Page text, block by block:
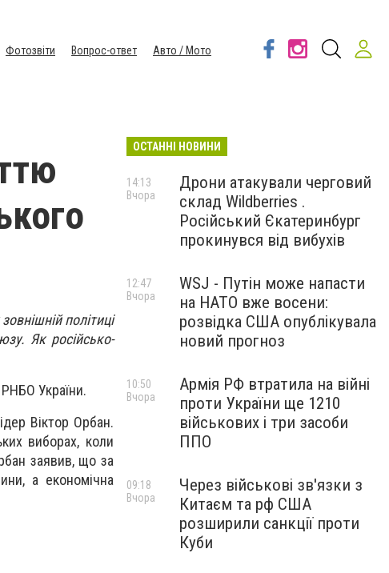
Фотозвіти Вопрос-ответ
Авто / Мото
політиці
Як російсько-
України.
Віктор Орбан.
виборах, коли
заявив, що за
а економічна
ОСТАННІ НОВИНИ
Дрони атакували черговий
склад Wildberries .
Російський Єкатеринбург
прокинувся від вибухів
14:13
Вчора
WSJ - Путін може напасти
на НАТО вже восени:
розвідка США опублікувала
новий прогноз
12:47
Вчора
Армія РФ втратила на війні
проти України ще 1210
військових і три засоби
ППО
10:50
Вчора
Через військові зв'язки з
Китаєм та рф США
розширили санкції проти
Куби
09:18
Вчора